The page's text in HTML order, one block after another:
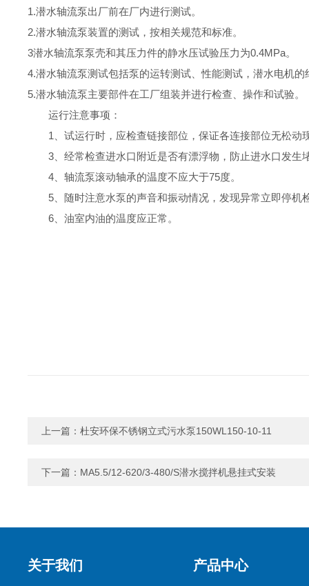
1.潜水轴流泵出厂前在厂内进行测试。
2.潜水轴流泵装置的测试，按相关规范和标准。
3潜水轴流泵泵壳和其压力件的静水压试验压力为0.4MPa。
4.潜水轴流泵测试包括泵的运转测试、性能测试，潜水电机
5.潜水轴流泵主要部件在工厂组装并进行检查、操作和试验。
运行注意事项 ：
1
、试运行时，应检查链接部位，保证各连接部位无松动
3 、经常检查进水口附近是否有漂浮物，防止进水口发生
4 、轴流泵滚动轴承的温度不应大于75度。
5 、随时注意水泵的声音和振动情况，发现异常立即停机
6 、油室内油的温度应正常。
上一篇： 杜安环保不锈钢立式污水泵150WL150-10-11
下一篇： MA5.5/12-620/3-480/S潜水搅拌机悬挂式安装
关于我们 产品中心